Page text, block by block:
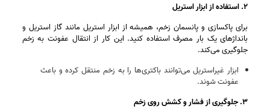
۲. استفاده از ابزار استریل
برای پاکسازی و پانسمان زخم، همیشه از ابزار استریل مانند گاز استریل و
بانداژ‌های یک‌ بار مصرف استفاده کنید. این کار از انتقال عفونت به زخم
جلوگیری می‌کند.
ابزار غیراستریل می‌توانند باکتری‌ها را به زخم منتقل کرده و باعث
عفونت شوند.
۳. جلوگیری از فشار و کشش روی زخم